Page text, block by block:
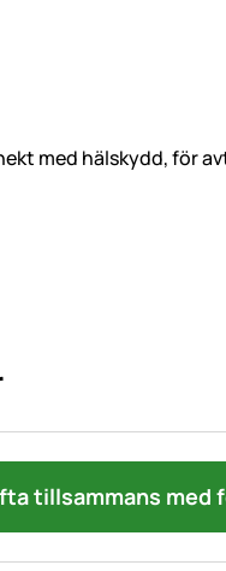
med hälskydd, för
tillsammans med